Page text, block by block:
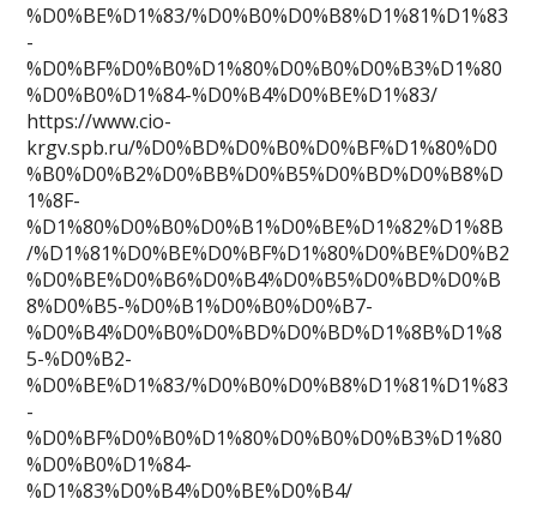
%D0%BE%D1%83/%D0%B0%D0%B8%D1%81%D1%83
-
%D0%BF%D0%B0%D1%80%D0%B0%D0%B3%D1%80
%D0%B0%D1%84-%D0%B4%D0%BE%D1%83/
https://www.cio-
krgv.spb.ru/%D0%BD%D0%B0%D0%BF%D1%80%D0
%B0%D0%B2%D0%BB%D0%B5%D0%BD%D0%B8%D
1%8F-
%D1%80%D0%B0%D0%B1%D0%BE%D1%82%D1%8B
/%D1%81%D0%BE%D0%BF%D1%80%D0%BE%D0%B2
%D0%BE%D0%B6%D0%B4%D0%B5%D0%BD%D0%B
8%D0%B5-%D0%B1%D0%B0%D0%B7-
%D0%B4%D0%B0%D0%BD%D0%BD%D1%8B%D1%8
5-%D0%B2-
%D0%BE%D1%83/%D0%B0%D0%B8%D1%81%D1%83
-
%D0%BF%D0%B0%D1%80%D0%B0%D0%B3%D1%80
%D0%B0%D1%84-
%D1%83%D0%B4%D0%BE%D0%B4/